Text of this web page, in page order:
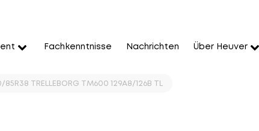
Fachkenntnisse Nachrichten Über Heuver
85R38 TRELLEBORG TM600 129A8/126B TL